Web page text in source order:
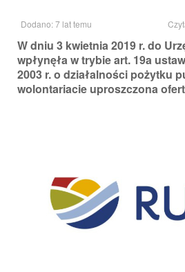
Dodano: 7 lat temu
W dniu 3 kwietnia 2019 r. do
wpłynęła w trybie art. 19a
2003 r. o działalności pożytku
wolontariacie uproszczona